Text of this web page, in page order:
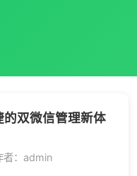
双微信管理新体
者：admin